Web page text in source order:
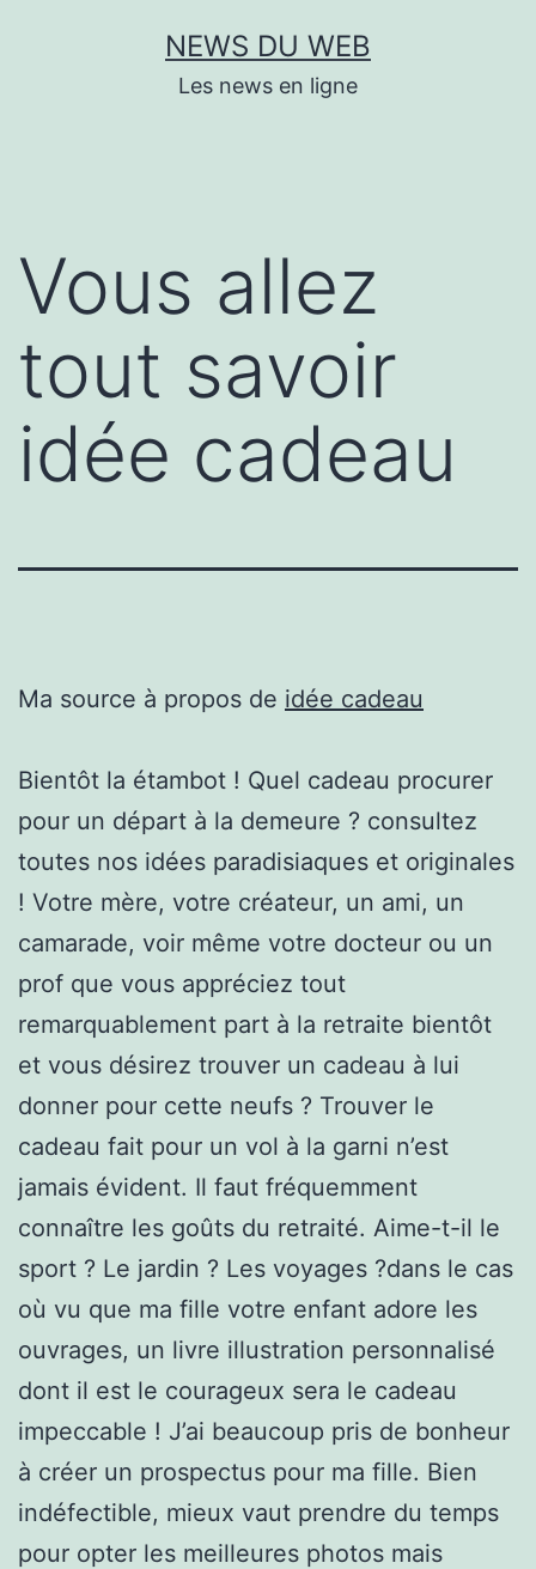
NEWS DU WEB
Les news en ligne
Vous allez
tout savoir
idée cadeau
Ma source à propos de idée cadeau
Bientôt la étambot ! Quel cadeau procurer
pour un départ à la demeure ? consultez
toutes nos idées paradisiaques et originales
! Votre mère, votre créateur, un ami, un
camarade, voir même votre docteur ou un
prof que vous appréciez tout
remarquablement part à la retraite bientôt
et vous désirez trouver un cadeau à lui
donner pour cette neufs ? Trouver le
cadeau fait pour un vol à la garni n’est
jamais évident. Il faut fréquemment
connaître les goûts du retraité. Aime-t-il le
sport ? Le jardin ? Les voyages ?dans le cas
où vu que ma fille votre enfant adore les
ouvrages, un livre illustration personnalisé
dont il est le courageux sera le cadeau
impeccable ! J’ai beaucoup pris de bonheur
à créer un prospectus pour ma fille. Bien
indéfectible, mieux vaut prendre du temps
pour opter les meilleures photos mais